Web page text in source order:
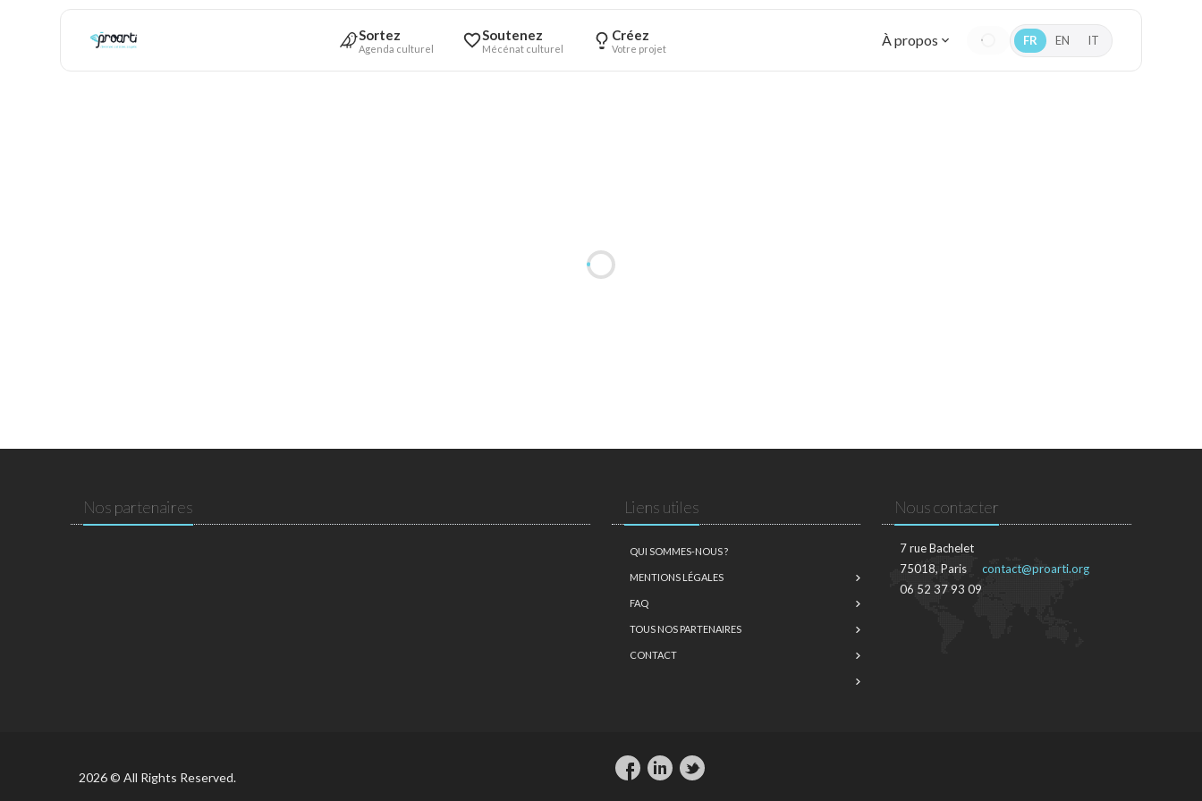
Sortez
Agenda culturel
Soutenez
Mécénat culturel
Créez
Votre projet À propos FR EN IT
Nos partenaires Liens utiles
QUI SOMMES-NOUS ?
MENTIONS LÉGALES
FAQ
TOUS NOS PARTENAIRES
CONTACT
Nous contacter
7 rue Bachelet
75018, Paris
06 52 37 93 09
contact@proarti.org
2026 © All Rights Reserved.